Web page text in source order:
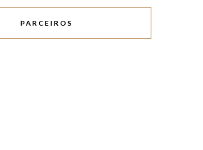
PARCEIROS